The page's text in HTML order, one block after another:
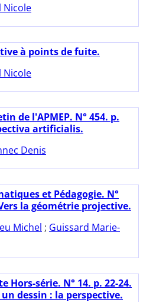
Nicole
à points de fuite.
Nicole
de l'APMEP. N° 454. p.
artificialis.
Denis
et Pédagogie. N°
la géométrie projective.
Michel ; Guissard Marie-
Hors-série. N° 14. p. 22-24.
dessin : la perspective.